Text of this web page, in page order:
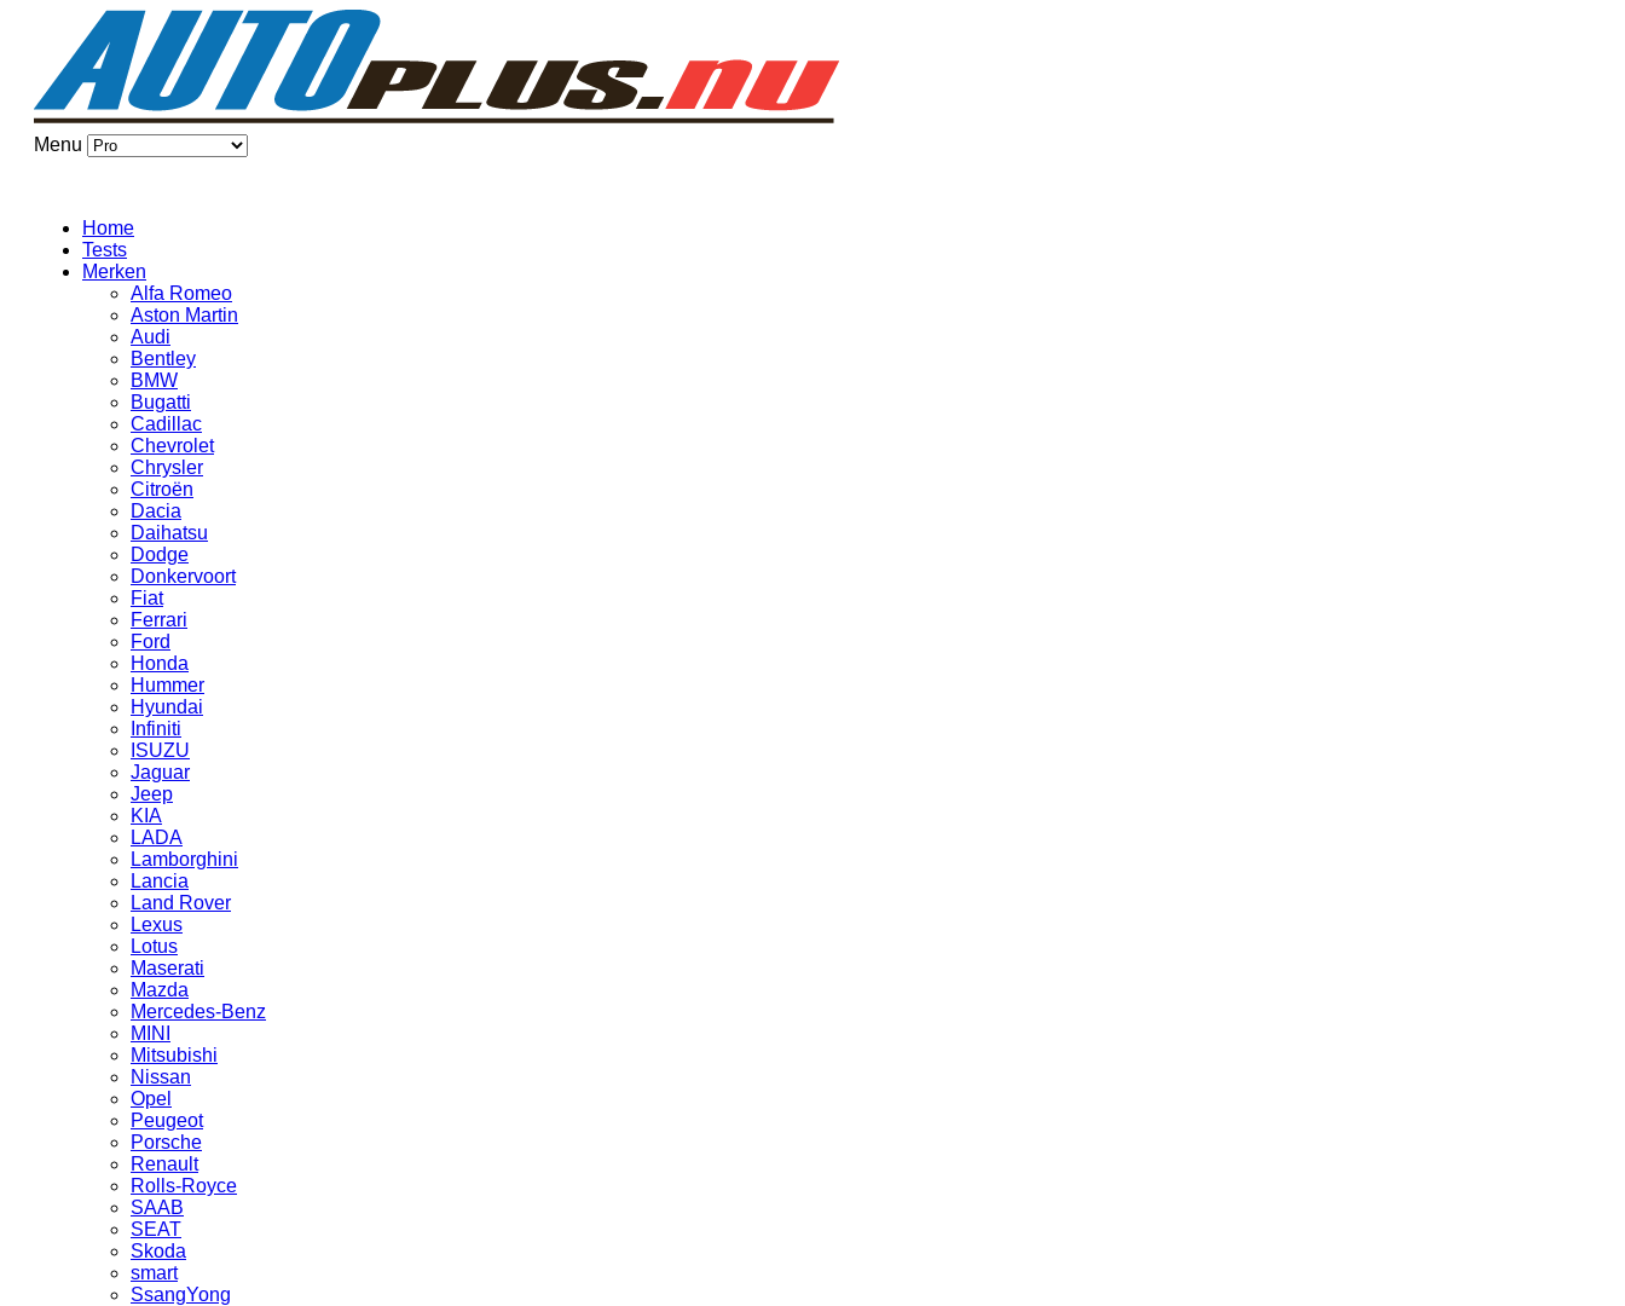
Menu
Home
Tests
Merken
Alfa Romeo
Aston Martin
Audi
Bentley
BMW
Bugatti
Cadillac
Chevrolet
Chrysler
Citroën
Dacia
Daihatsu
Dodge
Donkervoort
Fiat
Ferrari
Ford
Honda
Hummer
Hyundai
Infiniti
ISUZU
Jaguar
Jeep
KIA
LADA
Lamborghini
Lancia
Land Rover
Lexus
Lotus
Maserati
Mazda
Mercedes-Benz
MINI
Mitsubishi
Nissan
Opel
Peugeot
Porsche
Renault
Rolls-Royce
SAAB
SEAT
Skoda
smart
SsangYong